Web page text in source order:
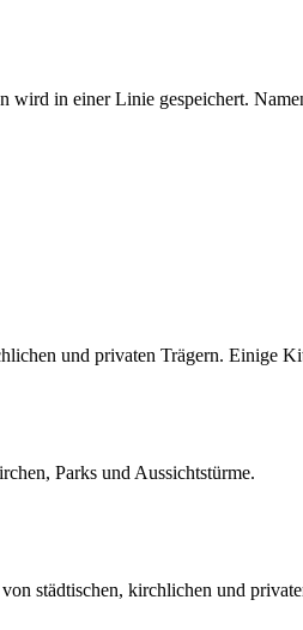
wird in einer Linie gespeichert.
und privaten Trägern. Einige
Parks und Aussichtstürme.
städtischen, kirchlichen und